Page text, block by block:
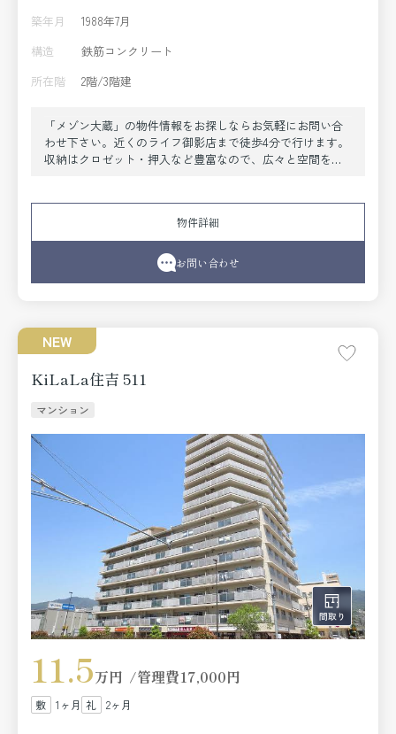
築年月
1988年7月
構造
鉄筋コンクリート
所在階
2階/3階建
「メゾン大蔵」の物件情報をお探しならお気軽にお問い合
わせ下さい。近くのライフ御影店まで徒歩4分で行けます。
収納はクロゼット・押入など豊富なので、広々と空間を利
ております。お部屋探しの際には是非お問い合わせ下さ
物件詳細
お問い合わせ
NEW
KiLaLa住吉 511
マンション
11.5万円 管理費17,000円
1ヶ月 2ヶ月